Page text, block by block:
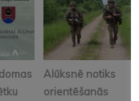
Alūksnē notiks
orientēšanās